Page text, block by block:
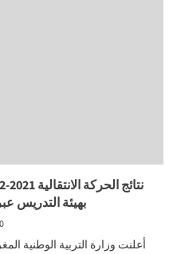
بهيئة التدريس
0
أعلنت وزارة التربية الوطنية